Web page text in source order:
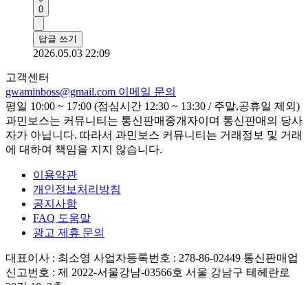
0
답글 쓰기
2026.05.03 22:09
고객센터
gwaminboss@gmail.com 이메일 문의
평일 10:00 ~ 17:00 (점심시간 12:30 ~ 13:30 / 주말,공휴일 제외)
과민보스는 커뮤니티는 통신판매중개자이며 통신판매의 당사
자가 아닙니다. 따라서 과민보스 커뮤니티는 거래정보 및 거래
에 대하여 책임을 지지 않습니다.
이용약관
개인정보처리방침
공지사항
FAQ 도움말
광고 제휴 문의
대표이사 : 최소영 사업자등록번호 : 278-86-02449 통신판매업
신고번호 : 제 2022-서울강남-03566호 서울 강남구 테헤란로